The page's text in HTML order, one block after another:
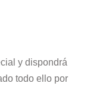
y dispondrá
todo ello por